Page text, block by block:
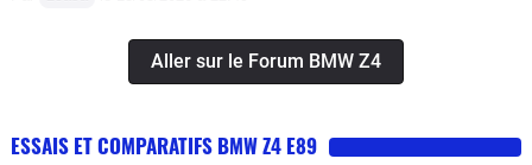
mesquinerie de BMW, un poste Hifi
Business et Professionnel de base
n'est pas terrible. Pour le port USB
de couple sur la moitié basse des
ligne atmosphérique, la signature des
Aller sur le Forum BMW Z4
ESSAIS ET COMPARATIFS BMW Z4 E89